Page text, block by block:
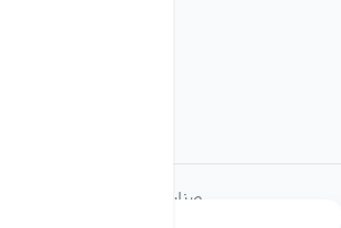
صنایع تولیدی تصفیه آب ماهان